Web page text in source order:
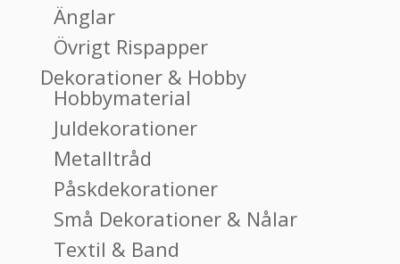
Änglar
Övrigt Rispapper
Dekorationer & Hobby
Hobbymaterial
Juldekorationer
Metalltråd
Påskdekorationer
Små Dekorationer & Nålar
Textil & Band